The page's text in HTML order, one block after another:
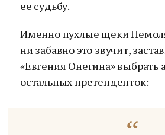
ее судьбу.
Именно пухлые щеки
ни забавно это звучит,
«Евгения Онегина» выбрать
остальных претенденток: